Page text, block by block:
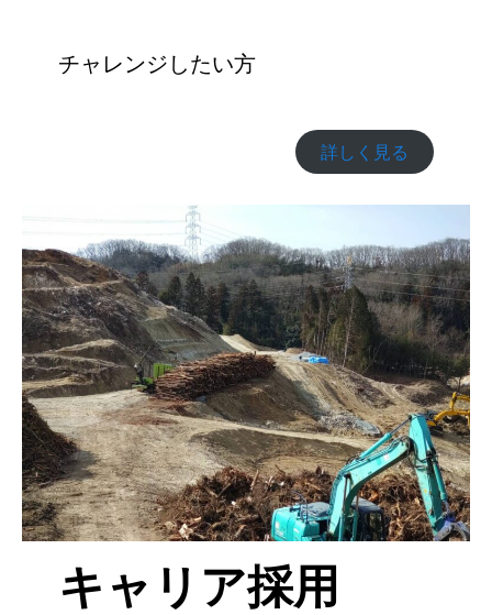
チャレンジしたい方
詳しく見る
キャリア採用